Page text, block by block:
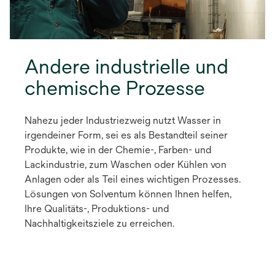
Andere industrielle und
chemische Prozesse
Nahezu jeder Industriezweig nutzt Wasser in
irgendeiner Form, sei es als Bestandteil seiner
Produkte, wie in der Chemie-, Farben- und
Lackindustrie, zum Waschen oder Kühlen von
Anlagen oder als Teil eines wichtigen Prozesses.
Lösungen von Solventum können Ihnen helfen,
Ihre Qualitäts-, Produktions- und
Nachhaltigkeitsziele zu erreichen.